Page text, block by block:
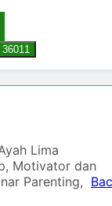
Lima
Motivator dan
Parenting,